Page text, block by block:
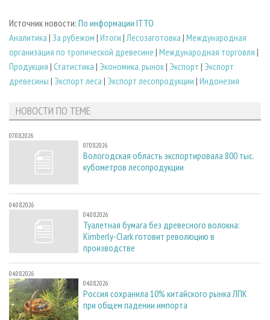
Источник новости: По информации ITTO
Аналитика | За рубежом | Итоги | Лесозаготовка | Международная
организация по тропической древесине | Международная торговля |
Продукция | Статистика | Экономика, рынок| Экспорт | Экспорт
древесины | Экспорт леса | Экспорт лесопродукции | Индонезия
НОВОСТИ ПО ТЕМЕ
07.08.2026
07.08.2026
Вологодская область экспортировала 800 тыс.
кубометров лесопродукции
04.08.2026
04.08.2026
Туалетная бумага без древесного волокна:
Kimberly-Clark готовит революцию в
производстве
04.08.2026
04.08.2026
Россия сохранила 10% китайского рынка ЛПК
при общем падении импорта